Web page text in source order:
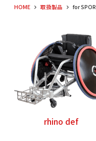
HOME 取扱製品 for
rhino def